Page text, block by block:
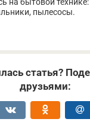
на бытовой
пылесосы.
статья?
друзьями: